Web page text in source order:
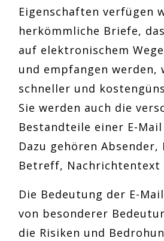
Eigenschaften verfügen
herkömmliche Briefe,
auf elektronischem
und empfangen werden,
schneller und
Sie werden auch die
Bestandteile einer E-
Dazu gehören Absender,
Betreff, Nachrichtentext
Die Bedeutung der E-
von besonderer
die Risiken und